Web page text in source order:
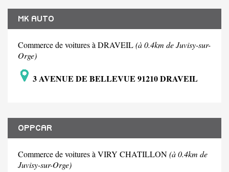
MK AUTO
Commerce de voitures à DRAVEIL(à 0.4km de Juvisy-sur-
Orge)
3 AVENUE DE BELLEVUE 91210 DRAVEIL
OPPCAR
Commerce de voitures à VIRY CHATILLON(à 0.4km de
Juvisy-sur-Orge)